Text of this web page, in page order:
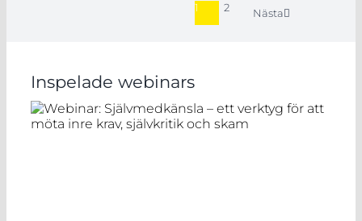
1 2 Nästa
Inspelade webinars